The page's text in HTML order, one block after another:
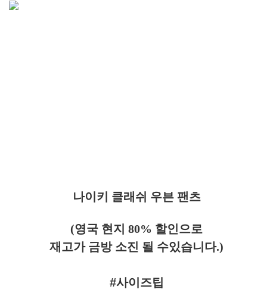
나이키 클래쉬 우븐 팬츠
(영국 현지 80% 할인으로
재고가 금방 소진 될 수있습니다.)
#사이즈팁